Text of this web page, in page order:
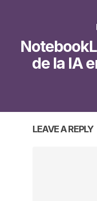
de la IA
LEAVE A REPLY